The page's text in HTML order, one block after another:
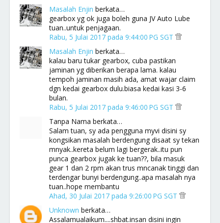
Masalah Enjin berkata…
gearbox yg ok juga boleh guna JV Auto Lube
tuan..untuk penjagaan.
Rabu, 5 Julai 2017 pada 9:44:00 PG SGT
Masalah Enjin berkata…
kalau baru tukar gearbox, cuba pastikan
jaminan yg diberikan berapa lama. kalau
tempoh jaminan masih ada, amat wajar claim
dgn kedai gearbox dulu.biasa kedai kasi 3-6
bulan.
Rabu, 5 Julai 2017 pada 9:46:00 PG SGT
Tanpa Nama berkata…
Salam tuan, sy ada pengguna myvi disini sy
kongsikan masalah berdengung disaat sy tekan
mnyak..kereta belum lagi bergerak..itu pun
punca gearbox jugak ke tuan??, bila masuk
gear 1 dan 2 rpm akan trus mncanak tinggi dan
terdengar bunyi berdengung..apa masalah nya
tuan..hope membantu
Ahad, 30 Julai 2017 pada 9:26:00 PG SGT
Unknown berkata…
Assalamualaikum....shbat.insan disini ingin